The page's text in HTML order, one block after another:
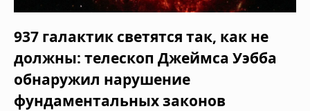
937 галактик светятся так, как не
должны: телескоп Джеймса Уэбба
обнаружил нарушение
фундаментальных законов